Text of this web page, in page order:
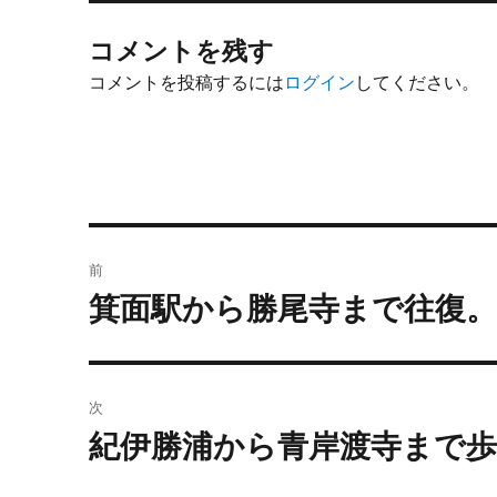
コメントを残す
コメントを投稿するには ログイン してください。
稿
ゲ
前
前
投
稿:
箕面駅から勝尾寺まで往復。
次
次
紀伊勝浦から青岸渡寺まで歩